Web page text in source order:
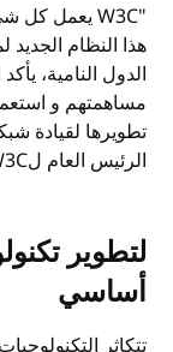
W3C"يعمل كل
هذا النظام
الدول النامية،
مساهمتهم و
تطويرها لقيادة
الرئيس العام ل
لتطوير
أساسي
تتكاثر